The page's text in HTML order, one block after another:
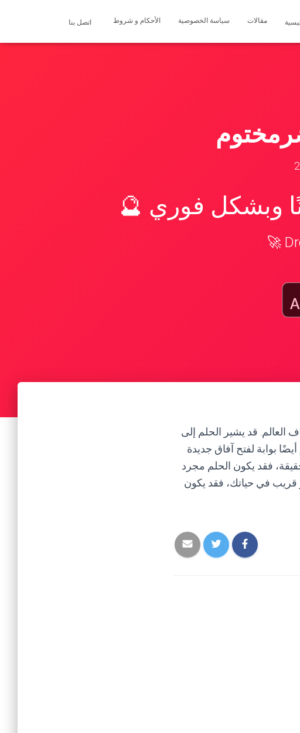
مقالات سياسة الخصوصية الأحكام و شروط اتصل بنا
وبشكل فوري 🔮
العالم. قد يشير الحلم إلى
بوابة لفتح آفاق جديدة
فقد يكون الحلم مجرد
قريب في حياتك، فقد يكون